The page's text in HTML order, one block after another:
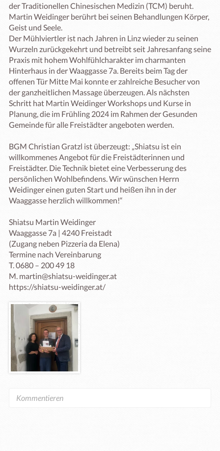
der Traditionellen Chinesischen Medizin (TCM) beruht.
Martin Weidinger berührt bei seinen Behandlungen Körper,
Geist und Seele.
Der Mühlviertler ist nach Jahren in Linz wieder zu seinen
Wurzeln zurückgekehrt und betreibt seit Jahresanfang seine
Praxis mit hohem Wohlfühlcharakter im charmanten
Hinterhaus in der Waaggasse 7a. Bereits beim Tag der
offenen Tür Mitte Mai konnte er zahlreiche Besucher von
der ganzheitlichen Massage überzeugen. Als nächsten
Schritt hat Martin Weidinger Workshops und Kurse in
Planung, die im Frühling 2024 im Rahmen der Gesunden
Gemeinde für alle Freistädter angeboten werden.
BGM Christian Gratzl ist überzeugt: „Shiatsu ist ein
willkommenes Angebot für die Freistädterinnen und
Freistädter. Die Technik bietet eine Verbesserung des
persönlichen Wohlbefindens. Wir wünschen Herrn
Weidinger einen guten Start und heißen ihn in der
Waaggasse herzlich willkommen!“
Shiatsu Martin Weidinger
Waaggasse 7a | 4240 Freistadt
(Zugang neben Pizzeria da Elena)
Termine nach Vereinbarung
T. 0680 – 200 49 18
M. martin@shiatsu-weidinger.at
https://shiatsu-weidinger.at/